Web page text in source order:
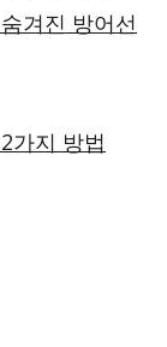
겨진 방어선
가지 방법